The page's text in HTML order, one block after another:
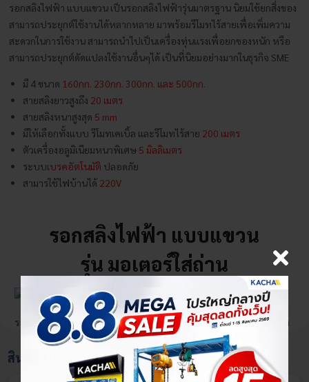
รีโมท
ไร้
สาย
รอกสลิงไฟฟ้า แบบแขวน เป็นรอกสลิงไฟฟ้ารุ่นมาตรฐาน นิยมใช้ยกสิ่งของ
สามารถประยุกต์ใช้งานได้หลากหลาย มาพร้อมรีโมทไร้สายเพื่อเพิ่มความ
สะดวกในการใช้งาน สามารถนำไปเป็นเครื่องทุ่นแรงเพื่อยกของหนัก หรือ
สามารถประยุกต์ดัดแปลงใช้งานอื่นๆได้ เป็นที่นิยมอย่างมากในธุรกิจ SME
มี 4 ขนาด 160กก. 230กก. 300กก. และ 500กก.
สายสลิงยาวสูงถึง 20 เมตร
สายสลิงหนาสูงสุด 5 mm
มีให้เลือกทั้งแบบ รีโมทเคเบิ้ล และรีโมทไร้สาย 200 เมตร
ตัวเครื่องอลูมิเนียมหนาพิเศษ 5 มิลลิเมตร
ระบบเบรคอัตโนมัติ ปลอดภัย
สามารใช้ไฟบ้านได้ 220V
รอกสลิงไฟฟ้า แบบแขวน
รุ่น มอเตอร์ใส่ถ่าน
รอกสลิงไฟฟ้า แบบแขวน จาก KACHA ผลิตจากอลูมิเนียมคุณภาพดี แข็ง
แรง ทนทาน ใช้ยกและเคลื่อนย้ายสิ่งของที่มีน้ำหนักมาก รองรับน้ำหนัก
สูงสุด 500 กก. เริ่มต้นเพียง 7,200 บาท ใช้งานได้แบบแขวนในแนวดิ่ง ติด
ตั้งง่าย ประหยัดแรง เคลื่อนย้านสะดวก เหมาะกับการใช้ในงานก่อสร้าง
แสดงเพิ่มเติม
สินค้าแนะนำ
เลือกตัวเลือกสินค้า